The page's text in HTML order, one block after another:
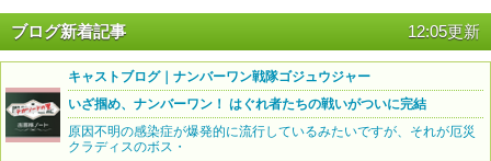
ブログ新着記事 12:05更新
キャストブログ｜ナンバーワン戦隊ゴジュウジャー
いざ掴め、ナンバーワン！ はぐれ者たちの戦いがついに完結
原因不明の感染症が爆発的に流行しているみたいですが、それが厄災
クラディスのボス・